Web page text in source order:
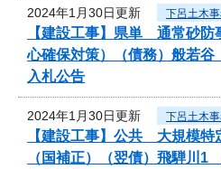
2024年1月30日更新 下呂土木
【建設工事】県単 通常砂防
心確保対策）（債務）般若
入札公告
2024年1月30日更新 下呂土木
【建設工事】公共 大規模特
（国補正）（翌債）飛騨川